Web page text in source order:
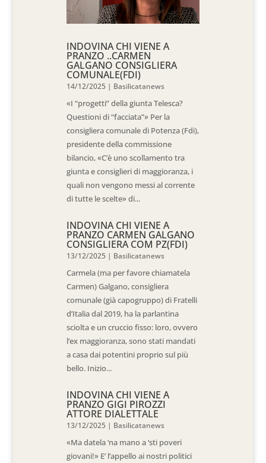
INDOVINA CHI VIENE A
PRANZO ..CARMEN
GALGANO CONSIGLIERA
COMUNALE(FDI)
14/12/2025 | Basilicatanews
«I “progetti” della giunta Telesca?
Questioni di “facciata”» Per la
consigliera comunale di Potenza (Fdi),
presidente della commissione
bilancio, «C’è uno scollamento tra
giunta e consiglieri di maggioranza, i
quali non vengono messi al corrente
di tutte le scelte» di...
INDOVINA CHI VIENE A
PRANZO CARMEN GALGANO
CONSIGLIERA COM PZ(FDI)
13/12/2025 | Basilicatanews
Carmela (ma per favore chiamatela
Carmen) Galgano, consigliera
comunale (già capogruppo) di Fratelli
d’Italia dal 2019, ha la parlantina
sciolta e un cruccio fisso: loro, ovvero
l’ex maggioranza, sono stati mandati
a casa dai potentini proprio sul più
bello. Inizio...
INDOVINA CHI VIENE A
PRANZO GIGI PIROZZI
ATTORE DIALETTALE
13/12/2025 | Basilicatanews
«Ma datela ‘na mano a ‘sti poveri
giovani!» E’ l’appello ai nostri politici